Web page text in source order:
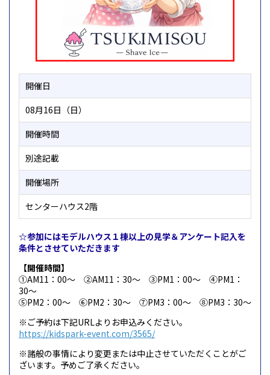
開催日
08月16日（日）
開催時間
別途記載
開催場所
センターハウス2階
☆参加にはモデルハウス１棟以上の見学＆アンケート記入を
条件とさせていただきます
【開催時間】
①AM11：00～ ②AM11：30～ ③PM1：00～ ④PM1：
30～
⑤PM2：00～ ⑥PM2：30～ ⑦PM3：00～ ⑧PM3：30～
※ご予約は下記URLよりお申込みください。
https://kidspark-event.com/3565/
※諸般の事情により変更または中止させていただくことがご
ざいます。予めご了承ください。